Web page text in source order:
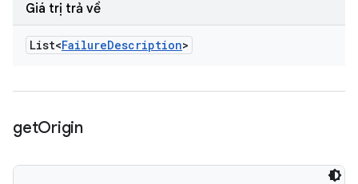
Giá trị trả về
List<FailureDescription>
getOrigin